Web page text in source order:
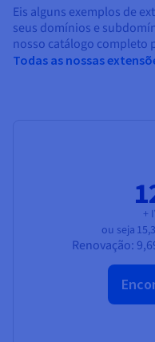
Eis alguns exemplos de
seus domínios e
nosso catálogo completo
Todas as nossas
+
ou seja
Renovação: